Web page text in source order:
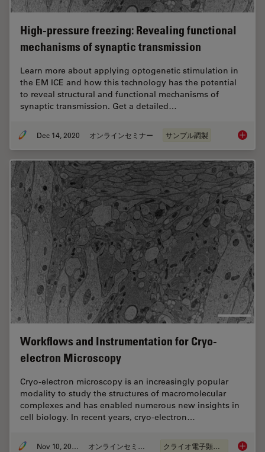
High-pressure freezing: Revealing functional
mechanisms of synaptic transmission
Learn more about applying optogenetic stimulation in
the EM ICE and how this technology has the potential
to reveal structural and functional mechanisms of
synaptic transmission. Get a detailed…
Dec 14, 2020 オンラインセミナー サンプル調製 High-
Workflows and Instrumentation for Cryo-
electron Microscopy
Cryo-electron microscopy is an increasingly popular
modality to study the structures of macromolecular
complexes and has enabled numerous new insights in
cell biology. In recent years, cryo-electron…
Nov 10, 2020 オンラインセミナー クライオ電子顕微鏡